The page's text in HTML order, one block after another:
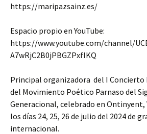
https://maripazsainz.es/
Espacio propio en YouTube:
https://www.youtube.com/channel/
A7wRjC2B0jPBGZPxfIKQ
Principal organizadora del I Concierto
del Movimiento Poético Parnaso del
Generacional, celebrado en Ontinyent,
los días 24, 25, 26 de julio del 2024 de
internacional.